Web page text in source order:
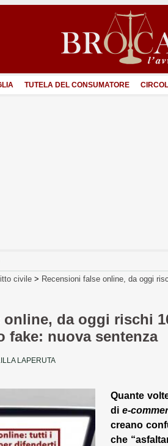
TUTELA DEL CONSUMATORE
civile > Recensioni false online, da oggi
da oggi rischi
fake: nuova sentenza
LAPERUTA
Quante
di e-
creano
che